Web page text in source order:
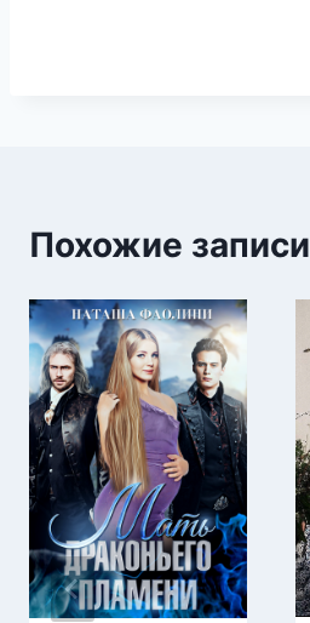
Похожие записи